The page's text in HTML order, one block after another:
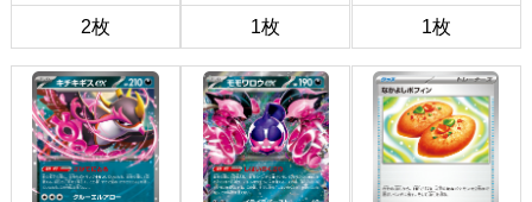
2枚 1枚 1枚